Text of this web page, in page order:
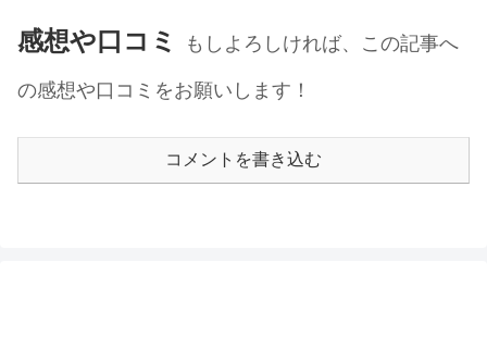
感想や口コミ
もしよろしければ、この記事へ
の感想や口コミをお願いします！
コメントを書き込む